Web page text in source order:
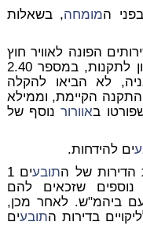
המומחה, בשאלות
הפונה לאוויר חוץ
כי העדכון לתקנות, במספר 2.40
לא הביאו להקלה
הקיימת, וממילא
באוורורנוסף של
ים להידחות.
תובע
ים 1
נוספים שזכאים להם
ביהמ"ש. לאחר מכן,
תובעים